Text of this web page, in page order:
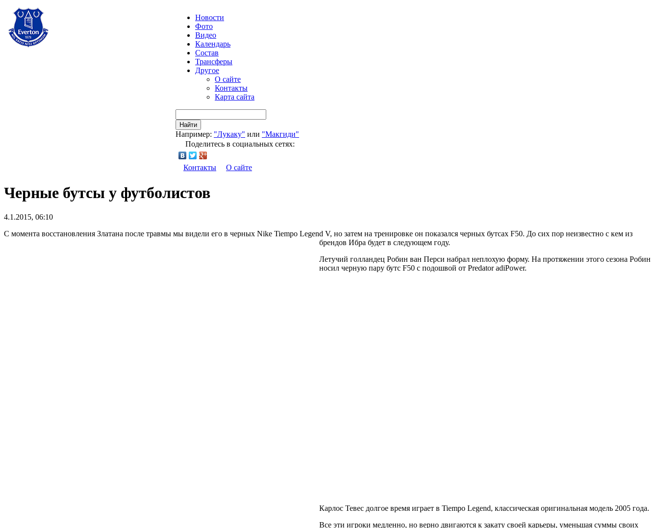
Новости
Фото
Видео
Календарь
Состав
Трансферы
Другое
О сайте
Контакты
Карта сайта
Найти
Например: "Лукаку" или "Макгиди"
Поделитесь в социальных сетях:
Контакты О сайте
Черные бутсы у футболистов
4.1.2015, 06:10
С момента восстановления Златана после травмы мы видели его в черных Nike Tiempo Legend V, но затем на тренировке он показался черных бутсах F50. До сих пор неизвестно с кем из
брендов Ибра будет в следующем году.
Летучий голландец Робин ван Перси набрал неплохую форму. На протяжении этого сезона Робин
носил черную пару бутс F50 с подошвой от Predator adiPower.
Карлос Тевес долгое время играет в Tiempo Legend, классическая оригинальная модель 2005 года.
Все эти игроки медленно, но верно двигаются к закату своей карьеры, уменьшая суммы своих